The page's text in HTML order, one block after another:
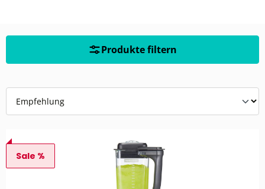
Produkte filtern
Sale %